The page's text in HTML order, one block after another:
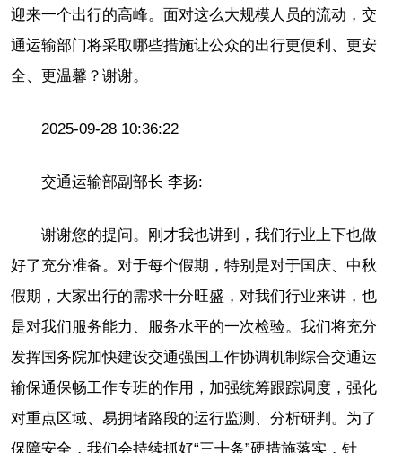
迎来一个出行的高峰。面对这么大规模人员的流动，交
通运输部门将采取哪些措施让公众的出行更便利、更安
全、更温馨？谢谢。
2025-09-28 10:36:22
交通运输部副部长 李扬:
谢谢您的提问。刚才我也讲到，我们行业上下也做
好了充分准备。对于每个假期，特别是对于国庆、中秋
假期，大家出行的需求十分旺盛，对我们行业来讲，也
是对我们服务能力、服务水平的一次检验。我们将充分
发挥国务院加快建设交通强国工作协调机制综合交通运
输保通保畅工作专班的作用，加强统筹跟踪调度，强化
对重点区域、易拥堵路段的运行监测、分析研判。为了
保障安全，我们会持续抓好“三十条”硬措施落实，针